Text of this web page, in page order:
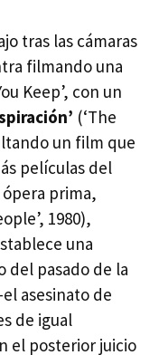
tras las cámaras
filmando una
Keep’, con un
(‘The
un film que
películas del
prima,
1980),
una
del pasado de la
asesinato de
de igual
el posterior juicio